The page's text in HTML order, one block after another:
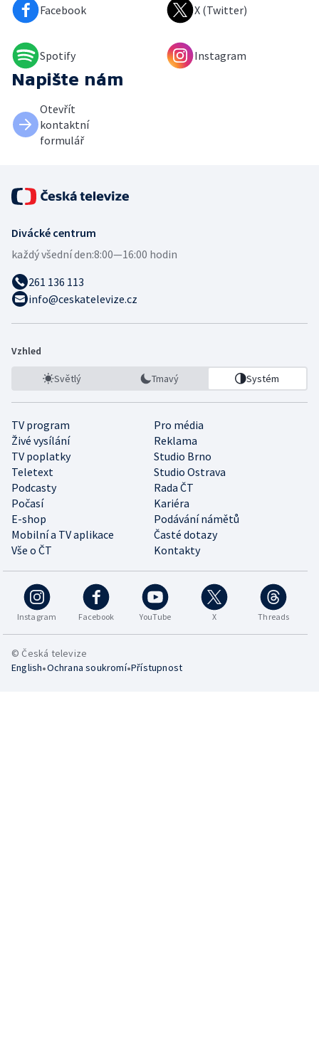
Facebook X (Twitter)
Spotify Instagram
Napište nám
Otevřít
kontaktní
formulář
Divácké centrum
každý všední den:8:00—16:00 hodin
261 136 113
info@ceskatelevize.cz
Vzhled
Světlý Tmavý Systém
TV program
Pro média
Živé vysílání
Reklama
TV poplatky
Studio Brno
Teletext
Studio Ostrava
Podcasty
Rada ČT
Počasí
Kariéra
E-shop
Podávání námětů
Mobilní a TV aplikace
Časté dotazy
Vše o ČT
Kontakty
Instagram Facebook YouTube X Threads
© Česká televize
English•Ochrana soukromí•Přístupnost